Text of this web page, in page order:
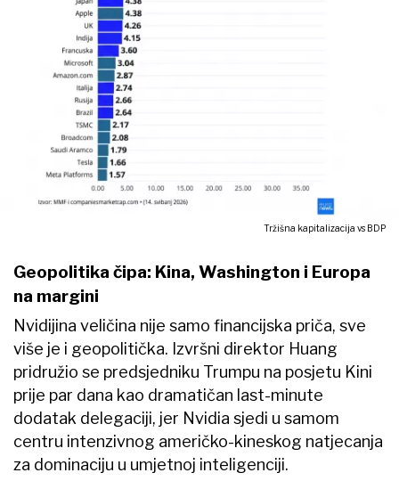
Tržišna kapitalizacija vs BDP
Geopolitika čipa: Kina, Washington i Europa
na margini
Nvidijina veličina nije samo financijska priča, sve
više je i geopolitička. Izvršni direktor Huang
pridružio se predsjedniku Trumpu na posjetu Kini
prije par dana kao dramatičan last-minute
dodatak delegaciji, jer Nvidia sjedi u samom
centru intenzivnog američko-kineskog natjecanja
za dominaciju u umjetnoj inteligenciji.